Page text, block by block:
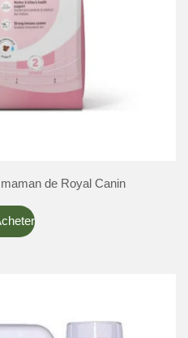
de Royal Canin